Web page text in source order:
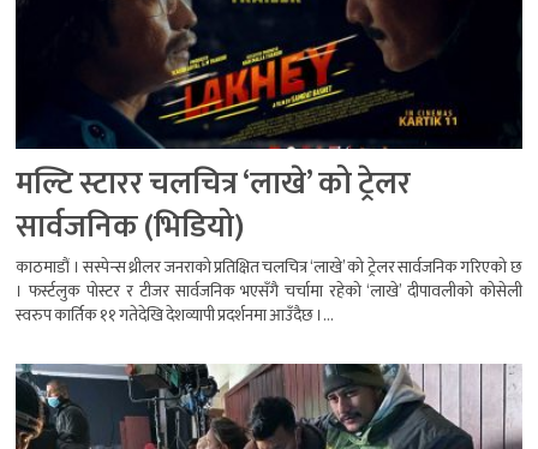
मल्टि स्टारर चलचित्र ‘लाखे’ को ट्रेलर
सार्वजनिक (भिडियो)
काठमाडौं । सस्पेन्स थ्रीलर जनराको प्रतिक्षित चलचित्र ‘लाखे’ को ट्रेलर सार्वजनिक गरिएको छ
। फर्स्टलुक पोस्टर र टीजर सार्वजनिक भएसँगै चर्चामा रहेको ‘लाखे’ दीपावलीको कोसेली
स्वरुप कार्तिक ११ गतेदेखि देशव्यापी प्रदर्शनमा आउँदैछ ।...